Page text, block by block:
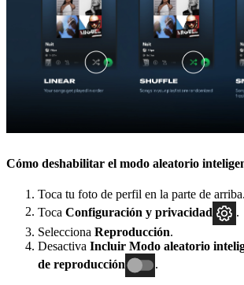
Cómo deshabilitar el modo aleatorio
Toca tu foto de perfil en la parte de arriba.
Toca Configuración y privacidad
.
Selecciona Reproducción.
Desactiva Incluir Modo aleatorio
de reproducción
.